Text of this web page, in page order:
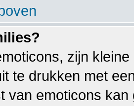
zijn
te drukken met
van emoticons